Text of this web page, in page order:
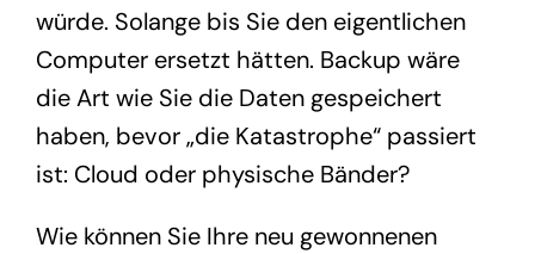
würde. Solange bis Sie den eigentlichen
Computer ersetzt hätten. Backup wäre
die Art wie Sie die Daten gespeichert
haben, bevor „die Katastrophe“ passiert
ist: Cloud oder physische Bänder?
Wie können Sie Ihre neu gewonnenen